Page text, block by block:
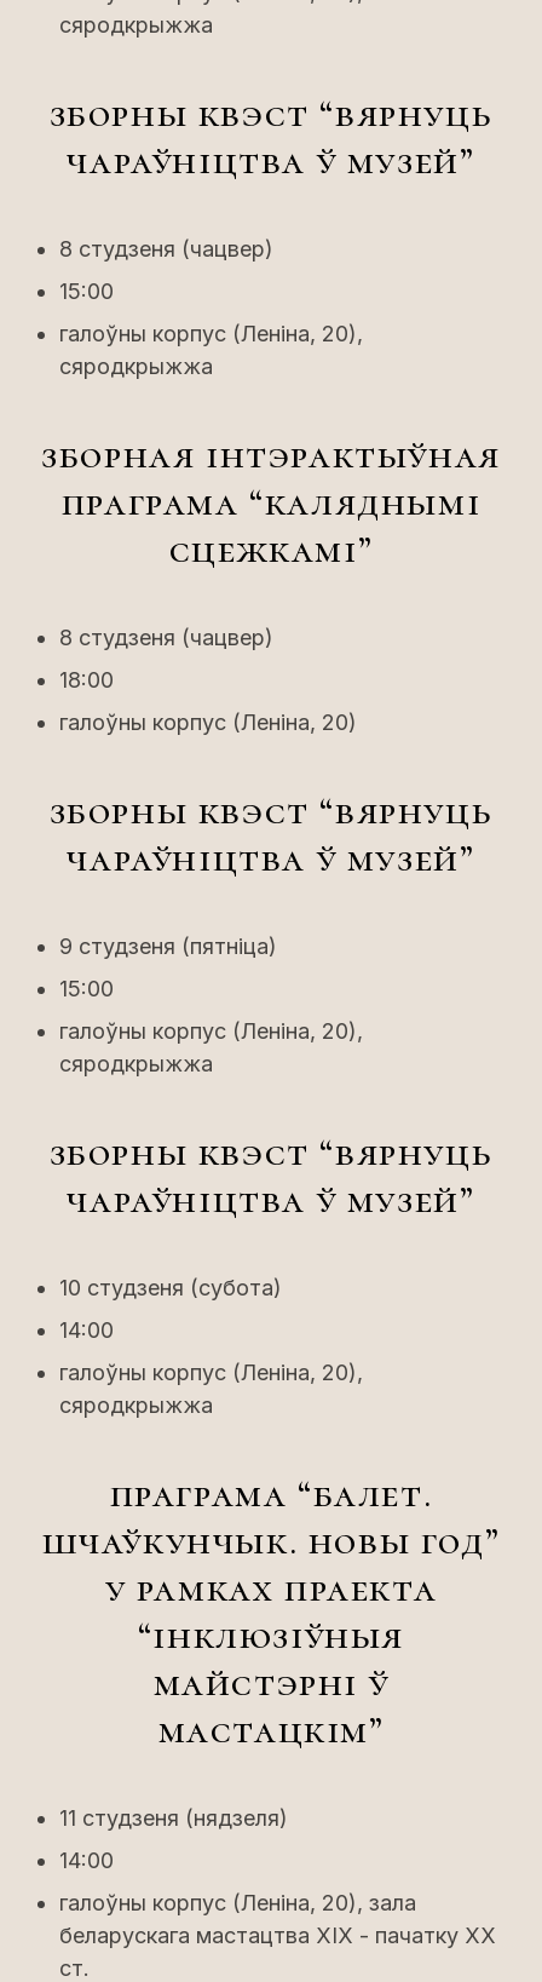
сяродкрыжжа
зборны квэст “вярнуць
чараўніцтва ў музей”
8 студзеня (чацвер)
15:00
галоўны корпус (Леніна, 20),
сяродкрыжжа
зборная інтэрактыўная
праграма “каляднымі
сцежкамі”
8 студзеня (чацвер)
18:00
галоўны корпус (Леніна, 20)
зборны квэст “вярнуць
чараўніцтва ў музей”
9 студзеня (пятніца)
15:00
галоўны корпус (Леніна, 20),
сяродкрыжжа
зборны квэст “вярнуць
чараўніцтва ў музей”
10 студзеня (субота)
14:00
галоўны корпус (Леніна, 20),
сяродкрыжжа
праграма “балет.
шчаўкунчык. новы год”
у рамках праекта
“інклюзіўныя
майстэрні ў
мастацкім”
11 студзеня (нядзеля)
14:00
галоўны корпус (Леніна, 20), зала
беларускага мастацтва XIX - пачатку XX
ст.